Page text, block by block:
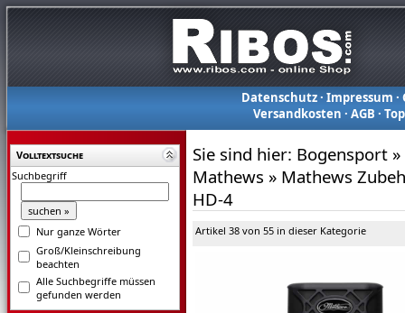
Datenschutz· Impressum ·
Versandkosten ·AGB ·
Volltextsuche
Suchbegriff
Nur ganze Wörter
Groß/Kleinschreibung
beachten
Alle Suchbegriffe müssen
gefunden werden
Sie sind hier: Bogensport »
Mathews » Mathews
HD-4
Artikel 38 von 55 in dieser Kategorie